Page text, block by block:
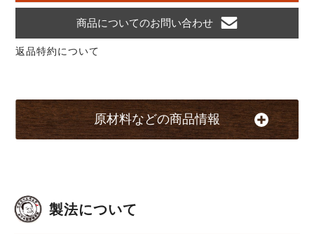
商品についてのお問い合わせ
返品特約について
原材料などの商品情報
製法について